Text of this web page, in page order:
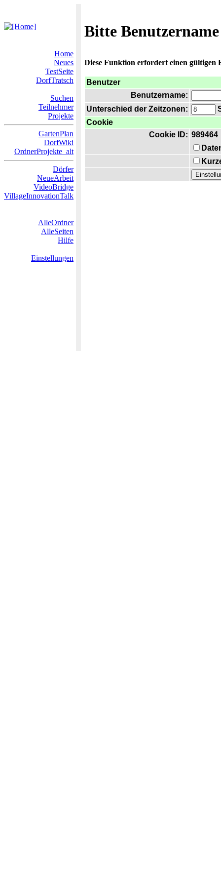
Bitte
Home
Neues
TestSeite
DorfTratsch
Suchen
Teilnehmer
Projekte
GartenPlan
DorfWiki
OrdnerProjekte_alt
Dörfer
NeueArbeit
VideoBridge
VillageInnovationTalk
AlleOrdner
AlleSeiten
Hilfe
Einstellungen
Diese Funktion erfordert einen gültigen
Benutzer
Benutzername:
Unterschied der Zeitzonen:
Cookie
Cookie ID: 989464